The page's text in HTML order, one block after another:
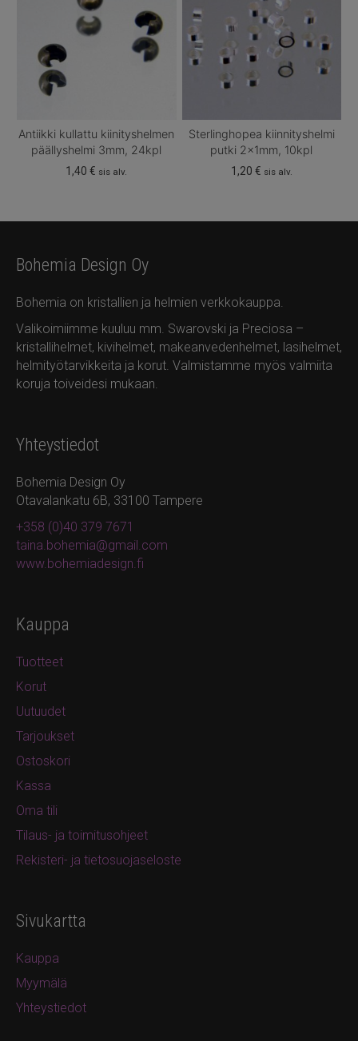
Antiikki kullattu kiinityshelmen
päällyshelmi 3mm, 24kpl
1,40€ sis alv.
Sterlinghopea kiinnityshelmi
putki 2x1mm, 10kpl
1,20 € sis alv.
Bohemia Design Oy
Bohemia on kristallien ja helmien verkkokauppa.
Valikoimiimme kuuluu mm. Swarovski ja Preciosa –
kristallihelmet, kivihelmet, makeanvedenhelmet, lasihelmet,
helmityötarvikkeita ja korut. Valmistamme myös valmiita
koruja toiveidesi mukaan.
Yhteystiedot
Bohemia Design Oy
Otavalankatu 6B, 33100 Tampere
+358 (0)40 379 7671
taina.bohemia@gmail.com
www.bohemiadesign.fi
Kauppa
Tuotteet
Korut
Uutuudet
Tarjoukset
Ostoskori
Kassa
Oma tili
Tilaus- ja toimitusohjeet
Rekisteri- ja tietosuojaseloste
Sivukartta
Kauppa
Myymälä
Yhteystiedot